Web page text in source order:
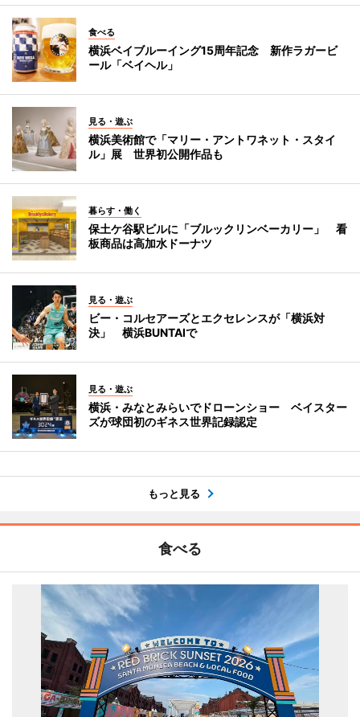
食べる
横浜ベイブルーイング15周年記念 新作ラガービ
ール「ベイヘル」
見る・遊ぶ
横浜美術館で「マリー・アントワネット・スタイ
ル」展 世界初公開作品も
暮らす・働く
保土ケ谷駅ビルに「ブルックリンベーカリー」 看
板商品は高加水ドーナツ
見る・遊ぶ
ビー・コルセアーズとエクセレンスが「横浜対
決」 横浜BUNTAIで
見る・遊ぶ
横浜・みなとみらいでドローンショー ベイスター
ズが球団初のギネス世界記録認定
もっと見る
食べる